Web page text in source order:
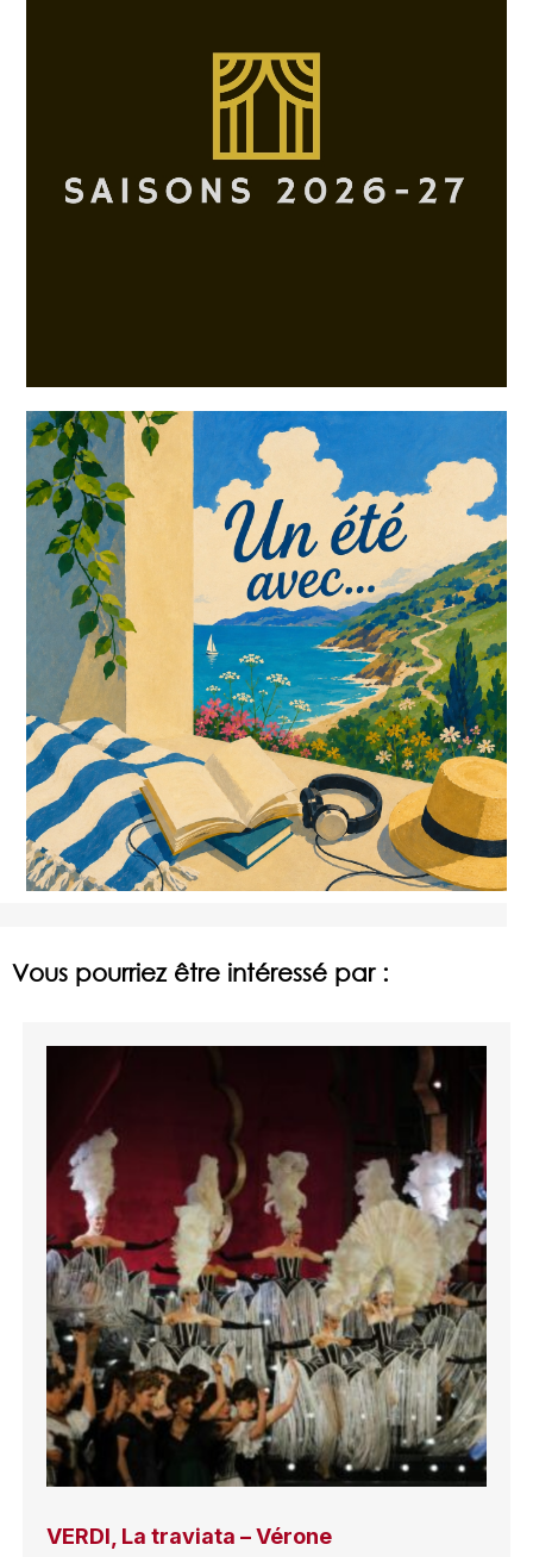
Vous pourriez être intéressé par :
VERDI, La traviata – Vérone